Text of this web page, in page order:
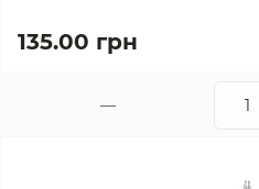
135.00 грн